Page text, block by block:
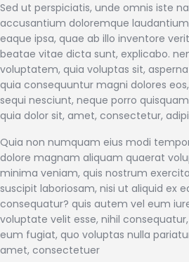
Sed ut perspiciatis, unde omnis iste
accusantium doloremque
eaque ipsa, quae ab illo inventore
beatae vitae dicta sunt, explicabo.
voluptatem, quia voluptas sit,
quia consequuntur magni dolores
sequi nesciunt, neque porro
quia dolor sit, amet, consectetur,
Quia non numquam eius modi
dolore magnam aliquam quaerat
minima veniam, quis nostrum
suscipit laboriosam, nisi ut aliquid ex
consequatur? quis autem vel eum
voluptate velit esse, nihil
eum fugiat, quo voluptas nulla
amet, consectetuer